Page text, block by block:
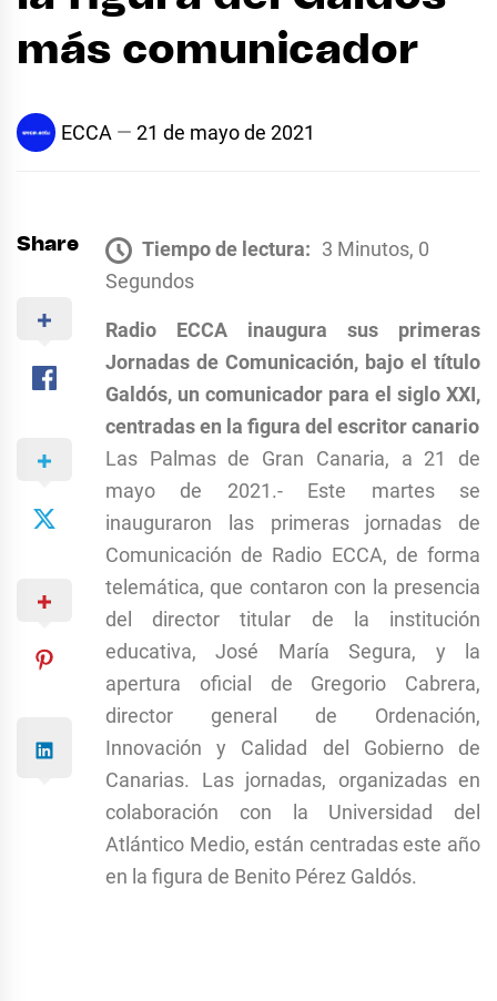
más comunicador
ECCA 21 de mayo de 2021
Share Tiempo de lectura: 3 Minutos, 0
Segundos
Radio ECCA inaugura sus primeras
Jornadas de Comunicación, bajo el título
Galdós, un comunicador para el siglo XXI,
centradas en la figura del escritor canario
Las Palmas de Gran Canaria, a 21 de
mayo de 2021.- Este martes se
inauguraron las primeras jornadas de
Comunicación de Radio ECCA, de forma
telemática, que contaron con la presencia
del director titular de la institución
educativa, José María Segura, y la
apertura oficial de Gregorio Cabrera,
director general de Ordenación,
Innovación y Calidad del Gobierno de
Canarias. Las jornadas, organizadas en
colaboración con la Universidad del
Atlántico Medio, están centradas este año
en la figura de Benito Pérez Galdós.